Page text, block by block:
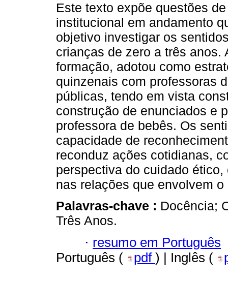
Este texto expõe questões
institucional em andamento
objetivo investigar os
crianças de zero a três anos.
formação, adotou como
quinzenais com professoras
públicas, tendo em vista
construção de enunciados e
professora de bebês. Os
capacidade de
reconduz ações cotidianas,
perspectiva do cuidado
nas relações que envolvem
Palavras-chave : Docência;
Três Anos.
· resumo em Português
Português (
pdf ) | Inglês (